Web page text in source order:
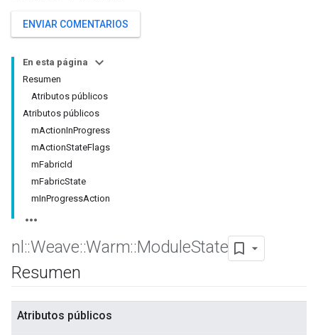
ENVIAR COMENTARIOS
En esta página
Resumen
Atributos públicos
Atributos públicos
mActionInProgress
mActionStateFlags
mFabricId
mFabricState
mInProgressAction
nl ::Weave::Warm::ModuleState
Resumen
Atributos públicos